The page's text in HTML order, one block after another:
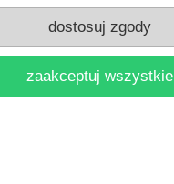
dostosuj zgody
zaakceptuj wszystkie